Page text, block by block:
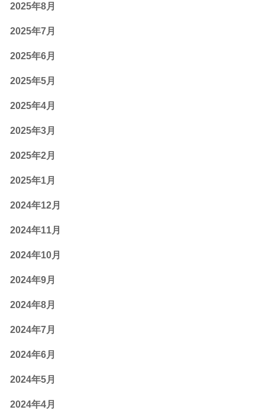
2025年8月
2025年7月
2025年6月
2025年5月
2025年4月
2025年3月
2025年2月
2025年1月
2024年12月
2024年11月
2024年10月
2024年9月
2024年8月
2024年7月
2024年6月
2024年5月
2024年4月